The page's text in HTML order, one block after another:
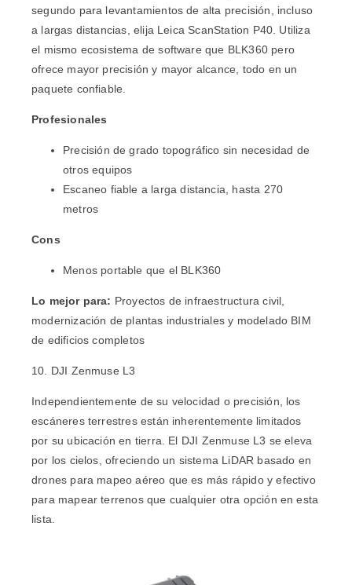
segundo para levantamientos de alta precisión, incluso
a largas distancias, elija Leica ScanStation P40. Utiliza
el mismo ecosistema de software que BLK360 pero
ofrece mayor precisión y mayor alcance, todo en un
paquete confiable.
Profesionales
Precisión de grado topográfico sin necesidad de
otros equipos
Escaneo fiable a larga distancia, hasta 270
metros
Cons
Menos portable que el BLK360
Lo mejor para: Proyectos de infraestructura civil,
modernización de plantas industriales y modelado BIM
de edificios completos
10. DJI Zenmuse L3
Independientemente de su velocidad o precisión, los
escáneres terrestres están inherentemente limitados
por su ubicación en tierra. El DJI Zenmuse L3 se eleva
por los cielos, ofreciendo un sistema LiDAR basado en
drones para mapeo aéreo que es más rápido y efectivo
para mapear terrenos que cualquier otra opción en esta
lista.